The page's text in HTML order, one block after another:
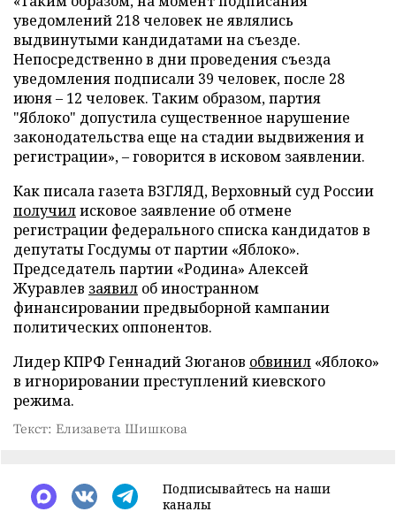
уведомлений 218 человек не являлись
выдвинутыми кандидатами на съезде.
Непосредственно в дни проведения съезда
уведомления подписали 39 человек, после 28
июня – 12 человек. Таким образом, партия
"Яблоко" допустила существенное нарушение
законодательства еще на стадии выдвижения и
регистрации», – говорится в исковом заявлении.
Как писала газета ВЗГЛЯД, Верховный суд России
получилисковое заявление об отмене
регистрации федерального списка кандидатов в
депутаты Госдумы от партии «Яблоко».
Председатель партии «Родина» Алексей
Журавлев заявил об иностранном
финансировании предвыборной кампании
политических оппонентов.
Лидер КПРФ Геннадий Зюганов обвинил «Яблоко»
в игнорировании преступлений киевского
режима.
Текст: Елизавета Шишкова
Подписывайтесь на наши
каналы